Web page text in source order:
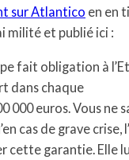
sur Atlantico en en
milité et publié ici :
fait obligation à
dans chaque
000 euros. Vous ne
cas de grave crise,
cette garantie. Elle